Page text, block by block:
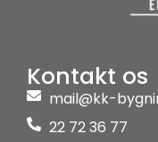
Kontakt os
mail@kk-
22 72 36 77